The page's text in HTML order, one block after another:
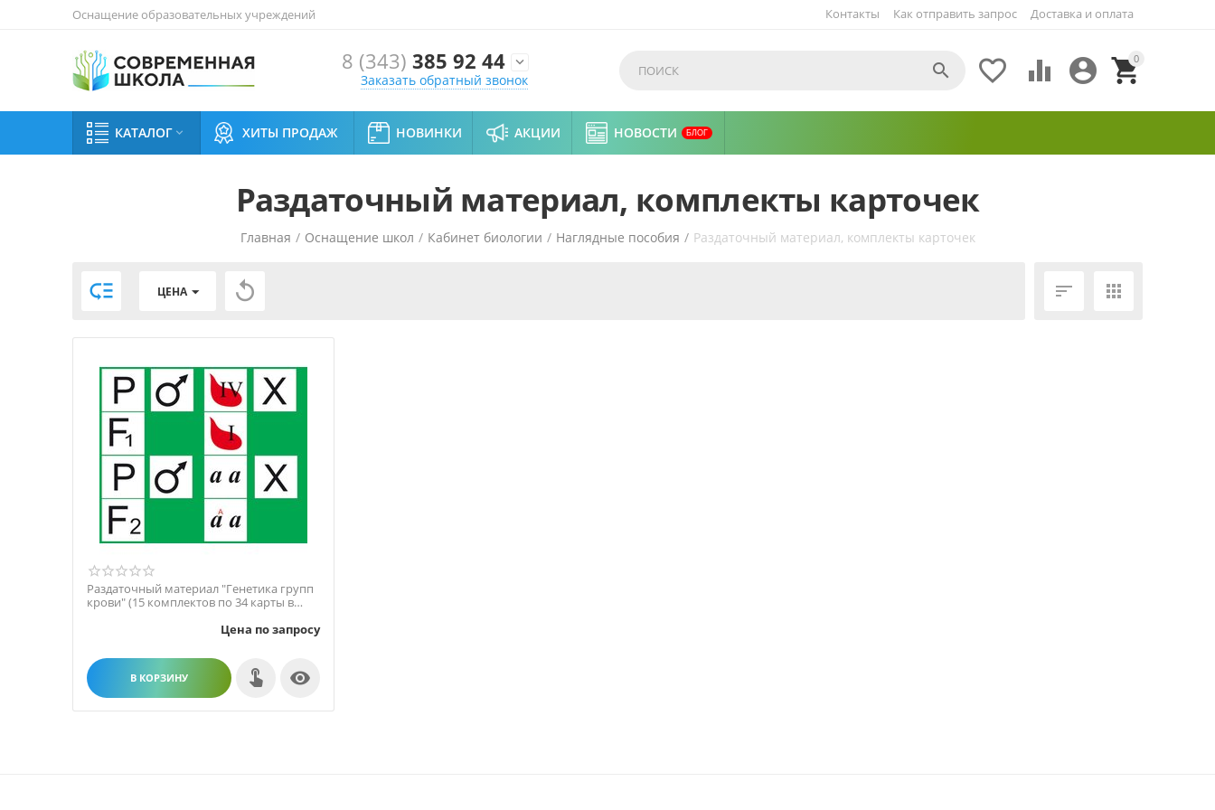
Оснащение образовательных учреждений Как отправить запрос Доставка и оплата
Контакты
8 (343) 385 92 44 
Заказать обратный звонок
0


 

КАТАЛОГ  ХИТЫ ПРОДАЖ НОВИНКИ АКЦИИ НОВОСТИ БЛОГ
Раздаточный материал, комплекты карточек
Главная / Оснащение школ / Кабинет биологии / Наглядные пособия / Раздаточный материал, комплекты карточек
 ЦЕНА   
Раздаточный материал "Генетика групп
крови" (15 комплектов по 34 карты в
Цена по запросу
В КОРЗИНУ 